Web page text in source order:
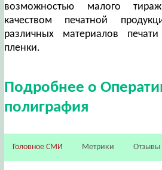
возможностью малого
качеством печатной
различных материалов
пленки.
Подробнее о
полиграфия
Головное СМИ Метрики Отзывы